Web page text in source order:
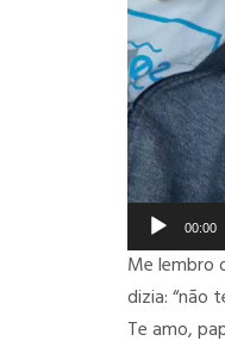
00:00
Me lembro
dizia: “não
Te amo,